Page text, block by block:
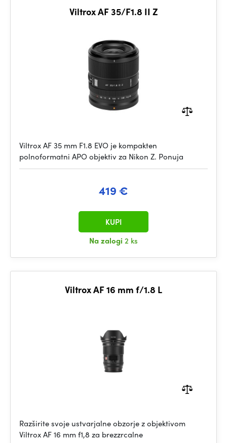
Viltrox AF 35/F1.8 II Z
Viltrox AF 35 mm F1.8 EVO je kompakten
polnoformatni APO objektiv za Nikon Z. Ponuja
419 €
Na zalogi 2 ks
KUPI
Viltrox AF 16 mm f/1.8 L
Razširite svoje ustvarjalne obzorje z objektivom
Viltrox AF 16 mm f1,8 za brezzrcalne